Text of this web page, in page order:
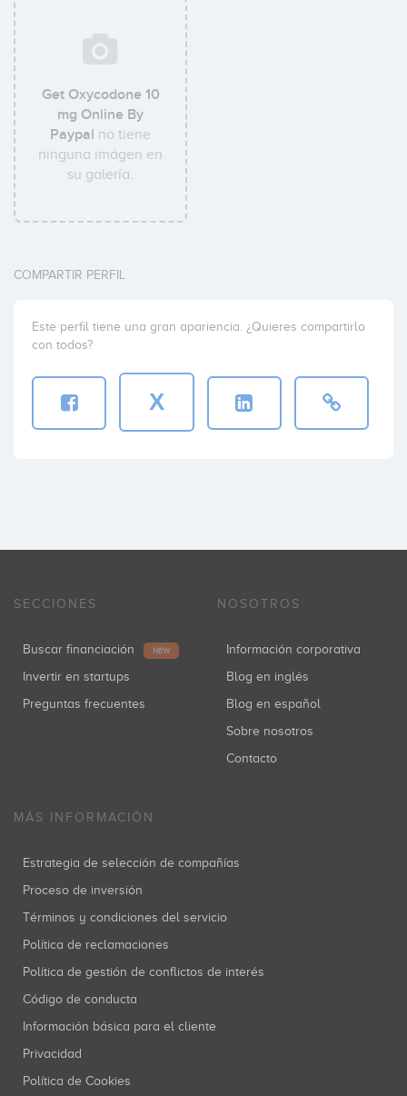
Get Oxycodone 10
mg Online By
Paypal no tiene
ninguna imágen en
su galería.
COMPARTIR PERFIL
Este perfil tiene una gran apariencia. ¿Quieres compartirlo
con todos?
X
SECCIONES
Buscar financiación NEW
Invertir en startups
Preguntas frecuentes
NOSOTROS
Información corporativa
Blog en inglés
Blog en español
Sobre nosotros
Contacto
MÁS INFORMACIÓN
Estrategia de selección de compañías
Proceso de inversión
Términos y condiciones del servicio
Política de reclamaciones
Política de gestión de conflictos de interés
Código de conducta
Información básica para el cliente
Privacidad
Política de Cookies